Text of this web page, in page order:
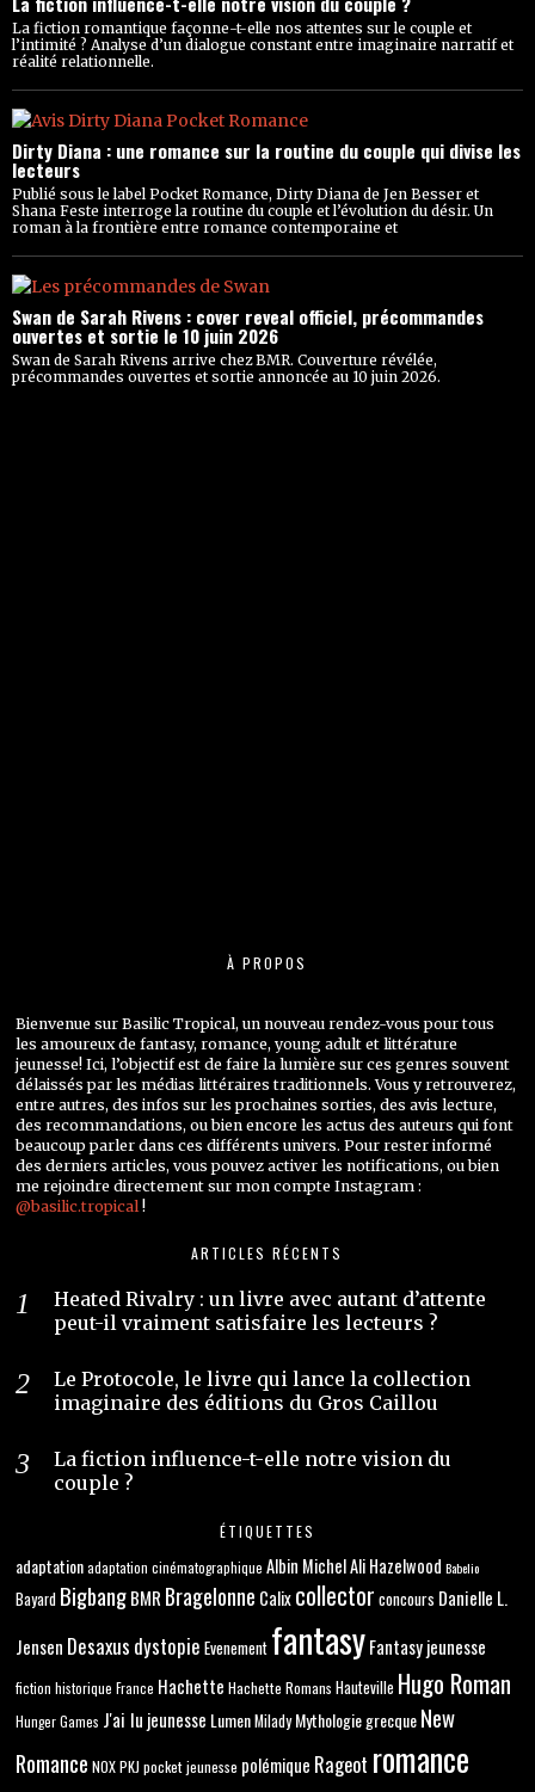
La fiction romantique façonne-t-elle nos attentes sur le couple et
l’intimité ? Analyse d’un dialogue constant entre imaginaire narratif et
réalité relationnelle.
Dirty Diana : une romance sur la routine du couple qui divise les
lecteurs
Publié sous le label Pocket Romance, Dirty Diana de Jen Besser et
Shana Feste interroge la routine du couple et l’évolution du désir. Un
roman à la frontière entre romance contemporaine et
Swan de Sarah Rivens : cover reveal officiel, précommandes
ouvertes et sortie le 10 juin 2026
Swan de Sarah Rivens arrive chez BMR. Couverture révélée,
précommandes ouvertes et sortie annoncée au 10 juin 2026.
À PROPOS
Bienvenue sur Basilic Tropical, un nouveau rendez-vous pour tous
les amoureux de fantasy, romance, young adult et littérature
jeunesse! Ici, l’objectif est de faire la lumière sur ces genres souvent
délaissés par les médias littéraires traditionnels. Vous y retrouverez,
entre autres, des infos sur les prochaines sorties, des avis lecture,
des recommandations, ou bien encore les actus des auteurs qui font
beaucoup parler dans ces différents univers. Pour rester informé
des derniers articles, vous pouvez activer les notifications, ou bien
me rejoindre directement sur mon compte Instagram :
@basilic.tropical!
ARTICLES RÉCENTS
Heated Rivalry : un livre avec autant d’attente
peut-il vraiment satisfaire les lecteurs ?
Le Protocole, le livre qui lance la collection
imaginaire des éditions du Gros Caillou
La fiction influence-t-elle notre vision du
couple ?
ÉTIQUETTES
adaptation adaptation cinématographique Albin MichelAli Hazelwood Babelio
Bayard BigbangBMR Bragelonne Calixcollector concours Danielle L.
Jensen Desaxus dystopie Evenement fantasyFantasy jeunesse
fiction historique France Hachette Hachette Romans Hauteville Hugo Roman
Hunger Games J'ai lu jeunesse LumenMiladyMythologie grecqueNew
Romance NOXPKJ pocket jeunesse polémique Rageot romance